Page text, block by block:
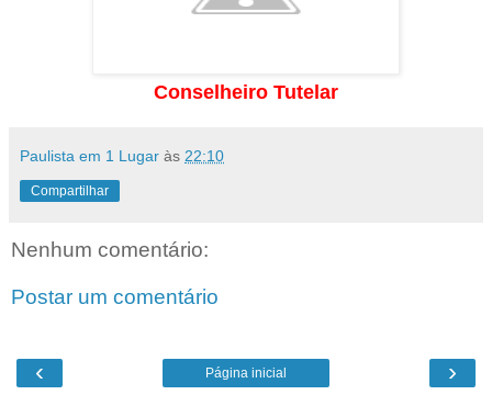
Conselheiro Tutelar
Paulista em 1 Lugar às 22:10
Compartilhar
Nenhum comentário:
Postar um comentário
‹ ›
Página inicial